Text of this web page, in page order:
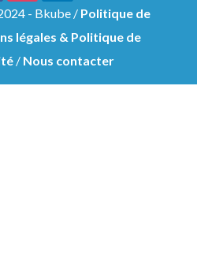
- Bkube / Politique de
légales & Politique de
/ Nous contacter